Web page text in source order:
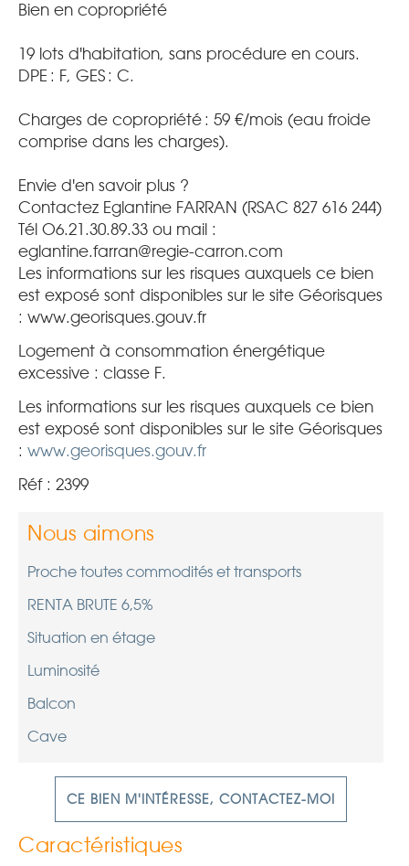
Bien en copropriété
19 lots d'habitation, sans procédure en cours.
DPE : F, GES : C.
Charges de copropriété : 59 €/mois (eau froide
comprise dans les charges).
Envie d'en savoir plus ?
Contactez Eglantine FARRAN (RSAC 827 616 244)
Tél O6.21.30.89.33 ou mail :
eglantine.farran@regie-carron.com
Les informations sur les risques auxquels ce bien
est exposé sont disponibles sur le site Géorisques
: www.georisques.gouv.fr
Logement à consommation énergétique
excessive : classe F.
Les informations sur les risques auxquels ce bien
est exposé sont disponibles sur le site Géorisques
: www.georisques.gouv.fr
Réf : 2399
Nous aimons
Proche toutes commodités et transports
RENTA BRUTE 6,5%
Situation en étage
Luminosité
Balcon
Cave
CE BIEN M'INTÉRESSE, CONTACTEZ-MOI
Caractéristiques